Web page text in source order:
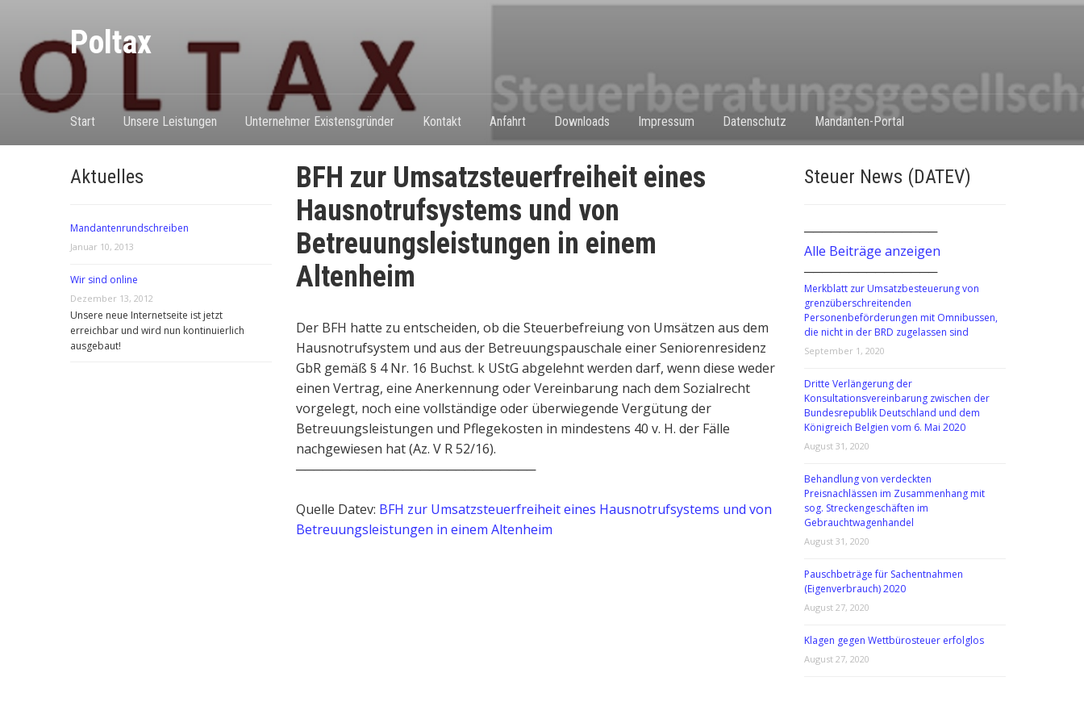
Poltax
Start Unsere Leistungen Unternehmer Existensgründer Kontakt Anfahrt Downloads Impressum Datenschutz Mandanten-Portal
Aktuelles
Mandantenrundschreiben
Januar 10, 2013
Wir sind online
Dezember 13, 2012
Unsere neue Internetseite ist jetzt
erreichbar und wird nun kontinuierlich
ausgebaut!
BFH zur Umsatzsteuerfreiheit eines
Hausnotrufsystems und von
Betreuungsleistungen in einem
Altenheim
Der BFH hatte zu entscheiden, ob die Steuerbefreiung von Umsätzen aus dem
Hausnotrufsystem und aus der Betreuungspauschale einer Seniorenresidenz
GbR gemäß § 4 Nr. 16 Buchst. k UStG abgelehnt werden darf, wenn diese weder
einen Vertrag, eine Anerkennung oder Vereinbarung nach dem Sozialrecht
vorgelegt, noch eine vollständige oder überwiegende Vergütung der
Betreuungsleistungen und Pflegekosten in mindestens 40 v. H. der Fälle
nachgewiesen hat (Az. V R 52/16).
───────────────────────────
Quelle Datev: BFH zur Umsatzsteuerfreiheit eines Hausnotrufsystems und von
Betreuungsleistungen in einem Altenheim
Steuer News (DATEV)
───────────────
Alle Beiträge anzeigen
───────────────
Merkblatt zur Umsatzbesteuerung von
grenzüberschreitenden
Personenbeförderungen mit Omnibussen,
die nicht in der BRD zugelassen sind
September 1, 2020
Dritte Verlängerung der
Konsultationsvereinbarung zwischen der
Bundesrepublik Deutschland und dem
Königreich Belgien vom 6. Mai 2020
August 31, 2020
Behandlung von verdeckten
Preisnachlässen im Zusammenhang mit
sog. Streckengeschäften im
Gebrauchtwagenhandel
August 31, 2020
Pauschbeträge für Sachentnahmen
(Eigenverbrauch) 2020
August 27, 2020
Klagen gegen Wettbürosteuer erfolglos
August 27, 2020